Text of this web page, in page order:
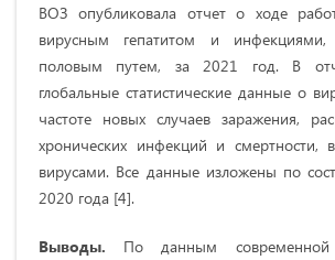
ВОЗ опубликовала отчет о ходе
вирусным гепатитом и инфекциями,
половым путем, за 2021 год. В
глобальные статистические данные о
частоте новых случаев заражения,
хронических инфекций и смертности,
вирусами. Все данные изложены по
2020 года [4].
Выводы. По данным